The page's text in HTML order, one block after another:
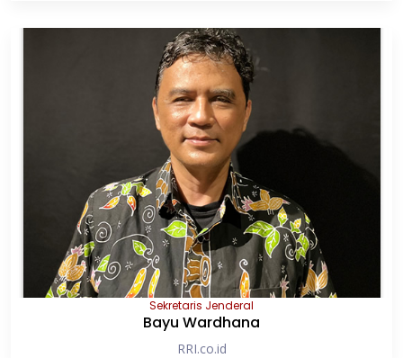
Sekretaris Jenderal
Bayu Wardhana
RRI.co.id